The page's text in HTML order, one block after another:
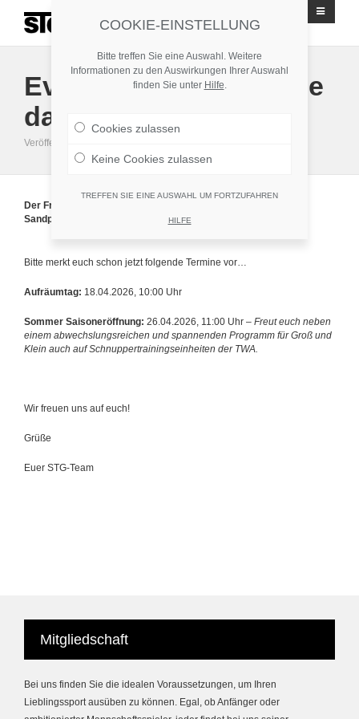
Events 2026 – Save the
date
Veröffentlicht: 8. Februar 2026
Der Frühling kommt näher – und damit auch die neue
Sandplatzsaison der STG Geroksruhe!
Bitte merkt euch schon jetzt folgende Termine vor…
Aufräumtag: 18.04.2026, 10:00 Uhr
Sommer Saisoneröffnung: 26.04.2026, 11:00 Uhr – Freut euch neben
einem abwechslungsreichen und spannenden Programm für Groß und
Klein auch auf Schnuppertrainingseinheiten der TWA.
Wir freuen uns auf euch!
Grüße
Euer STG-Team
Mitgliedschaft
Bei uns finden Sie die idealen Voraussetzungen, um Ihren
Lieblingssport ausüben zu können. Egal, ob Anfänger oder
COOKIE-EINSTELLUNG
Bitte treffen Sie eine Auswahl. Weitere
Informationen zu den Auswirkungen Ihrer Auswahl
finden Sie unter Hilfe.
Cookies zulassen
Keine Cookies zulassen
TREFFEN SIE EINE AUSWAHL UM FORTZUFAHREN
HILFE